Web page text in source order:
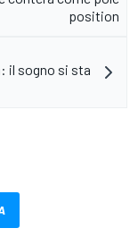
position
il sogno si sta